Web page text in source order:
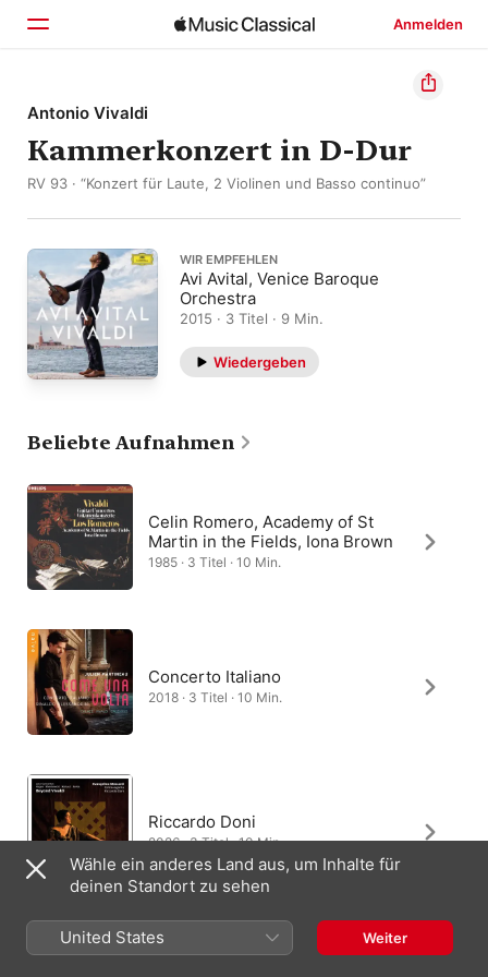
Anmelden
Startseite
Entdecken
Antonio Vivaldi
Kammerkonzert in D-Dur
RV 93 · “Konzert für Laute, 2 Violinen und Basso continuo”
WIR EMPFEHLEN
Avi Avital, Venice Baroque
Orchestra
2015 · 3 Titel · 9 Min.
Wiedergeben
Beliebte Aufnahmen
Celin Romero, Academy of St
Martin in the Fields, Iona Brown
1985 · 3 Titel · 10 Min.
Concerto Italiano
2018 · 3 Titel · 10 Min.
Riccardo Doni
2026 · 3 Titel · 10 Min.
Orchestra I Pomeriggi Musicali,
Wähle ein anderes Land aus, um Inhalte für
deinen Standort zu sehen
United States Weiter